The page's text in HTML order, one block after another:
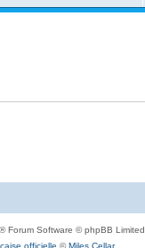
® Forum Software © phpBB Limited
officielle ©Miles Cellar